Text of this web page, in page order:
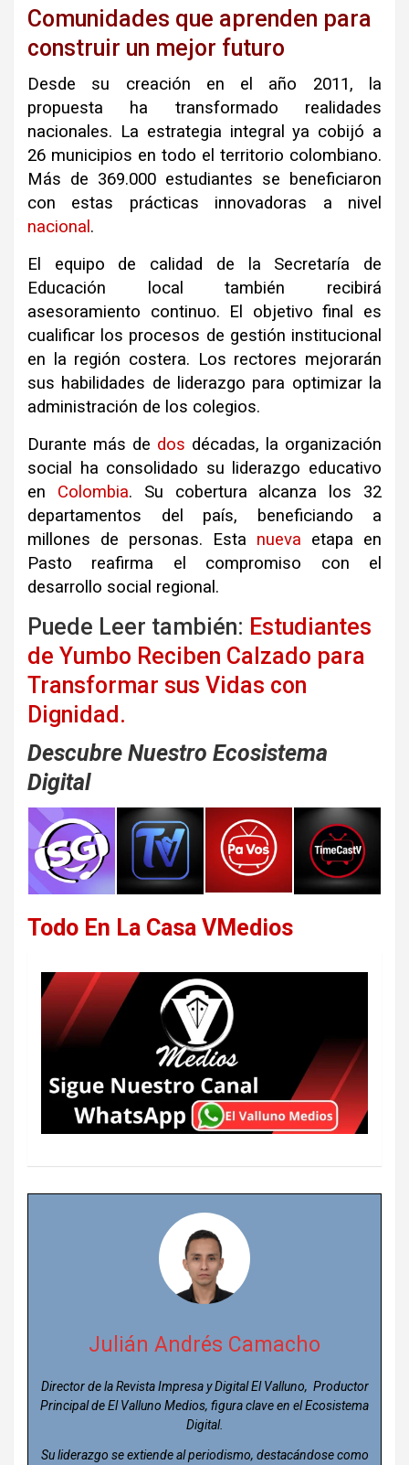
Comunidades que aprenden para
construir un mejor futuro
Desde su creación en el año 2011, la
propuesta ha transformado realidades
nacionales. La estrategia integral ya cobijó a
26 municipios en todo el territorio colombiano.
Más de 369.000 estudiantes se beneficiaron
con estas prácticas innovadoras a nivel
nacional.
El equipo de calidad de la Secretaría de
Educación local también recibirá
asesoramiento continuo. El objetivo final es
cualificar los procesos de gestión institucional
en la región costera. Los rectores mejorarán
sus habilidades de liderazgo para optimizar la
administración de los colegios.
Durante más de dos décadas, la organización
social ha consolidado su liderazgo educativo
en Colombia. Su cobertura alcanza los 32
departamentos del país, beneficiando a
millones de personas. Esta nueva etapa en
Pasto reafirma el compromiso con el
desarrollo social regional.
Puede Leer también: Estudiantes
de Yumbo Reciben Calzado para
Transformar sus Vidas con
Dignidad.
Descubre Nuestro Ecosistema
Digital
Todo En La Casa VMedios
Julián Andrés Camacho
Director de la Revista Impresa y Digital El Valluno, Productor
Principal de El Valluno Medios, figura clave en el Ecosistema
Digital.
Su liderazgo se extiende al periodismo, destacándose como